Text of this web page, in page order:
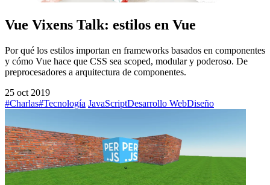
Vue Vixens Talk: estilos en Vue
Por qué los estilos importan en frameworks basados en componentes
y cómo Vue hace que CSS sea scoped, modular y poderoso. De
preprocesadores a arquitectura de componentes.
25 oct 2019
#Charlas#Tecnología JavaScriptDesarrollo WebDiseño